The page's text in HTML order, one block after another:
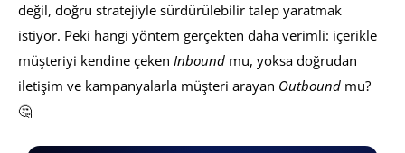
değil, doğru stratejiyle sürdürülebilir talep yaratmak
istiyor. Peki hangi yöntem gerçekten daha verimli: içerikle
müşteriyi kendine çeken Inbound mu, yoksa doğrudan
iletişim ve kampanyalarla müşteri arayan Outbound mu?
🤔